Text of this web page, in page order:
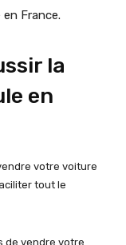
en France.
la
en
votre voiture
tout le
de vendre votre